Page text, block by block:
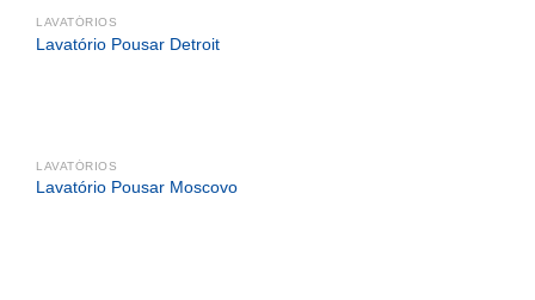
LAVATÓRIOS
Lavatório Pousar Detroit
LAVATÓRIOS
Lavatório Pousar Moscovo